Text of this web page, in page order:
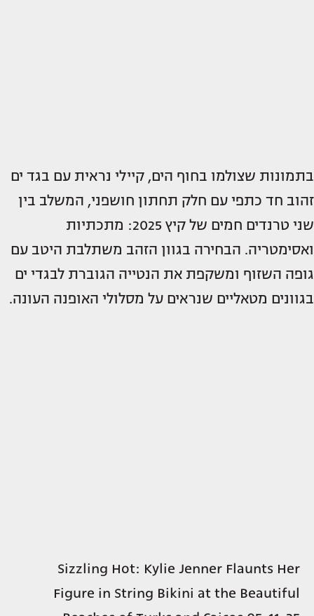
בתמונות שצולמו בחוף הים, קיילי נראית עם בגד ים
זהוב חד כתפי עם חלק תחתון חושפני, המשלב בין
שני טרנדים חמים של קיץ 2025: מתכתיות
ואסימטריה. הבחירה בגוון הזהב משתלבת היטב עם
גופה השזוף ומשקפת את הנטייה הגוברת לבגדי ים
בגוונים מטאליים שנראים על מסלולי האופנה העונה.
Sizzling Hot: Kylie Jenner Flaunts Her
Figure in String Bikini at the Beautiful